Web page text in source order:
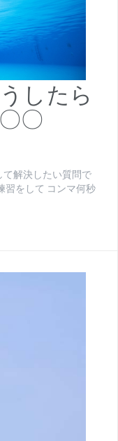
したら
〇
て解決したい質問で
習をして コンマ何秒